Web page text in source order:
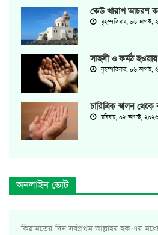
কেউ খারাপ আচরণ
বৃহস্পতিবার, ০৬ আগস্ট,
সাহসী ও কর্মঠ
বৃহস্পতিবার, ০৬ আগস্ট,
চারিত্রিক স্খলন থেকে
রবিবার, ০২ আগস্ট, ২০২৬
অনলাইন ভোট
কিয়ামতের দিন সর্বপ্রথম আল্লাহর হক এর